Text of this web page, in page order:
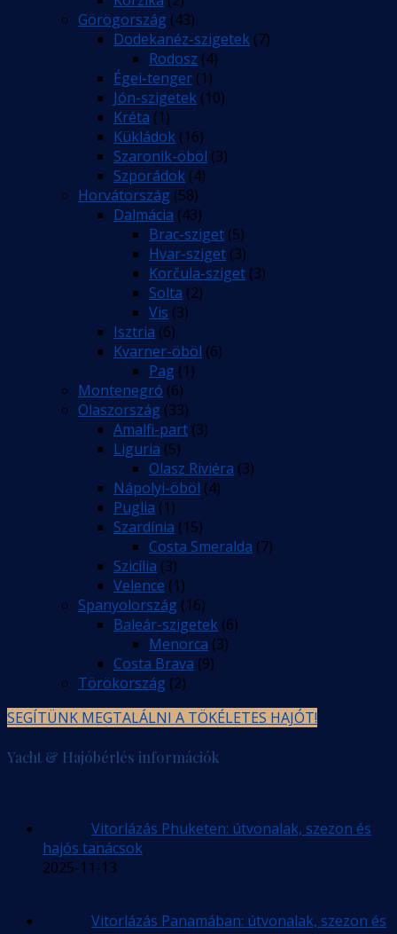
Görögország (43)
Dodekanéz-szigetek (7)
Rodosz (4)
Égei-tenger (1)
Jón-szigetek (10)
Kréta (1)
Kükládok (16)
Szaronik-öböl (3)
Szporádok (4)
Horvátország (58)
Dalmácia (43)
Brac-sziget (5)
Hvar-sziget (3)
Korčula-sziget (3)
Solta (2)
Vis (3)
Isztria (6)
Kvarner-öböl (6)
Pag (1)
Montenegró (6)
Olaszország (33)
Amalfi-part (3)
Liguria (5)
Olasz Riviéra (3)
Nápolyi-öböl (4)
Puglia (1)
Szardínia (15)
Costa Smeralda (7)
Szicília (3)
Velence (1)
Spanyolország (16)
Baleár-szigetek (6)
Menorca (3)
Costa Brava (9)
Törökország (2)
SEGÍTÜNK MEGTALÁLNI A TÖKÉLETES HAJÓT!
Yacht & Hajóbérlés információk
Vitorlázás Phuketen: útvonalak, szezon és
hajós tanácsok
2025-11-13
Vitorlázás Panamában: útvonalak, szezon és